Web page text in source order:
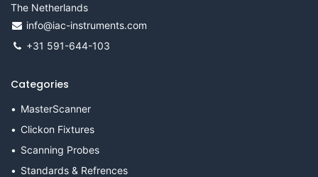
The Netherlands
info@iac-instruments.com
+31 591-644-103
Categories
MasterScanner
Clickon Fixtures
Scanning Probes
Standards & Refrences